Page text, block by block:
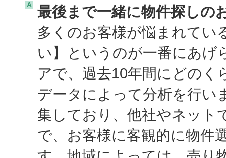
A
最後まで一緒に物件探しの
多くのお客様が悩まれてい
い】というのが一番にあげ
アで、過去10年間にどの
データによって分析を行い
集しており、他社やネット
で、お客様に客観的に物件